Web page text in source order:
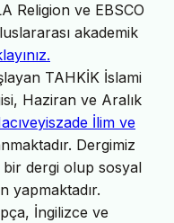
Religion ve EBSCO
akademik
TAHKİK İslami
Haziran ve Aralık
İlim ve
Dergimiz
bir dergi olup sosyal
yapmaktadır.
İngilizce ve